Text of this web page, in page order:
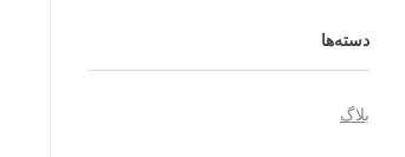
دسته‌ها
بلاگ